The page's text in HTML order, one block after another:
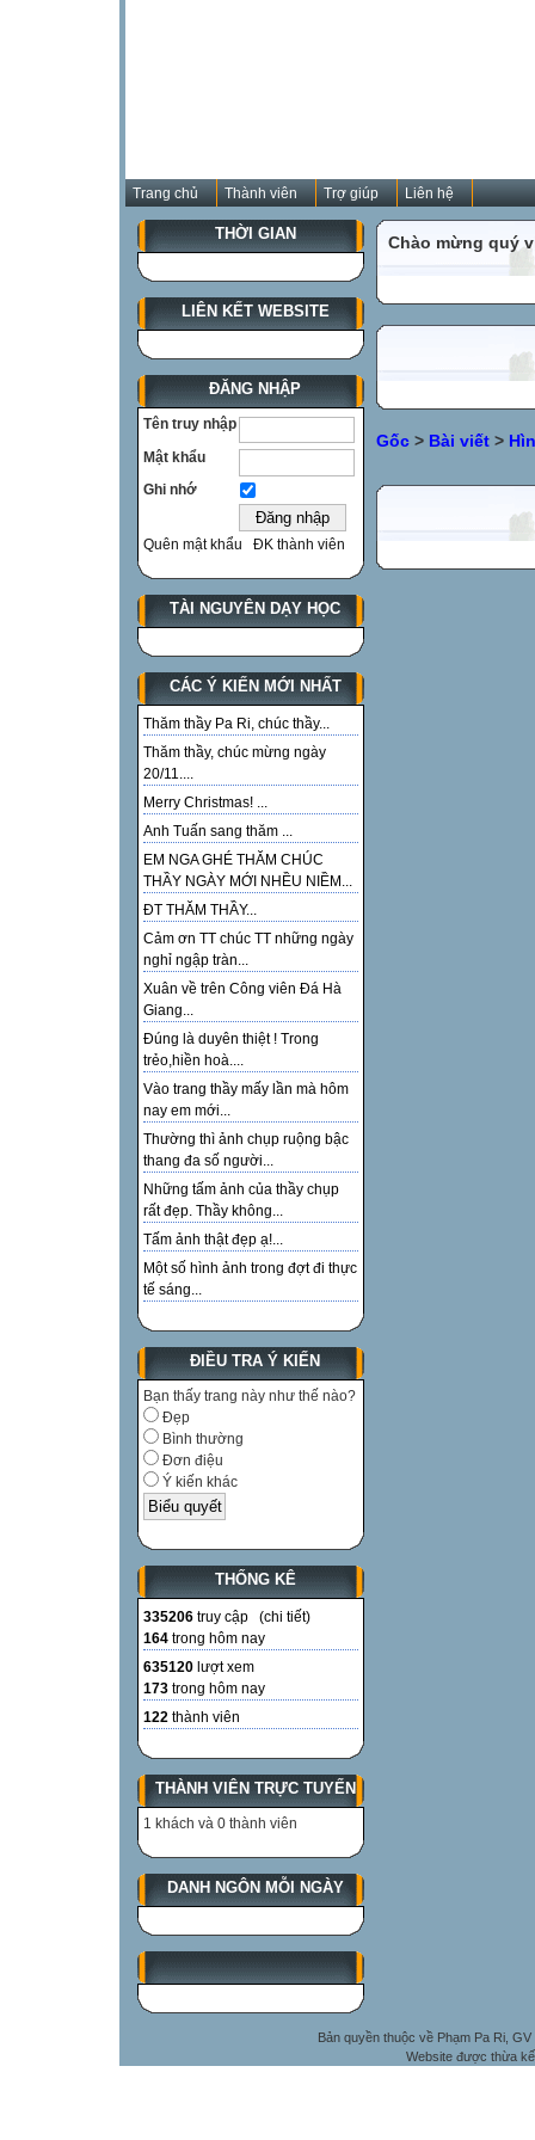
Trang chủ Thành viên Trợ giúp Liên hệ
THỜI GIAN
LIÊN KẾT WEBSITE
ĐĂNG NHẬP
Tên truy nhập
Mật khẩu
Ghi nhớ
Quên mật khẩu ĐK thành viên
TÀI NGUYÊN DẠY HỌC
CÁC Ý KIẾN MỚI NHẤT
Thăm thầy Pa Ri, chúc thầy...
Thăm thầy, chúc mừng ngày
20/11....
Merry Christmas! ...
Anh Tuấn sang thăm ...
EM NGA GHÉ THĂM CHÚC
THẦY NGÀY MỚI NHỀU NIỀM...
ĐT THĂM THẦY...
Cảm ơn TT chúc TT những ngày
nghỉ ngập tràn...
Xuân về trên Công viên Đá Hà
Giang...
Đúng là duyên thiệt ! Trong
trẻo,hiền hoà....
Vào trang thầy mấy lần mà hôm
nay em mới...
Thường thì ảnh chụp ruộng bậc
thang đa số người...
Những tấm ảnh của thầy chụp
rất đẹp. Thầy không...
Tấm ảnh thật đẹp ạ!...
Một số hình ảnh trong đợt đi thực
tế sáng...
ĐIỀU TRA Ý KIẾN
Bạn thấy trang này như thế nào?
Đẹp
Bình thường
Đơn điệu
Ý kiến khác
THỐNG KÊ
335206 truy cập (chi tiết)
164 trong hôm nay
635120 lượt xem
173 trong hôm nay
122 thành viên
THÀNH VIÊN TRỰC TUYẾN
1 khách và 0 thành viên
DANH NGÔN MỖI NGÀY
Chào mừng quý
Gốc > Bài viết >
Bản quyền thuộc về Phạm Pa Ri,
Website được thừa